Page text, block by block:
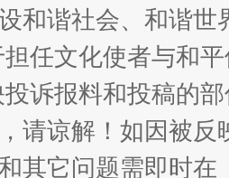
麦地、白藏房 除
和谐社会、和谐
任文化使者与和
诉报料和投稿的
请谅解！如因被
其它问题需即时在